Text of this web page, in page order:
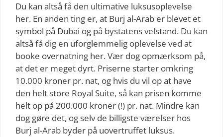
Du kan altså få den ultimative luksusoplevelse
her. En anden ting er, at Burj al-Arab er blevet et
symbol på Dubai og på bystatens velstand. Du kan
altså få dig en uforglemmelig oplevelse ved at
booke overnatning her. Vær dog opmærksom på,
at det er meget dyrt. Priserne starter omkring
10.000 kroner pr. nat, og hvis du vil op at have
den helt store Royal Suite, så kan prisen komme
helt op på 200.000 kroner (!) pr. nat. Mindre kan
dog gøre det, og selv de billigste værelser hos
Burj al-Arab byder på uovertruffet luksus.